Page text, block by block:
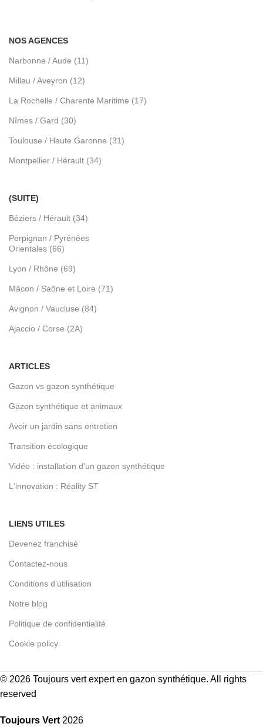
NOS AGENCES
Narbonne / Aude (11)
Millau / Aveyron (12)
La Rochelle / Charente Maritime (17)
Nîmes / Gard (30)
Toulouse / Haute Garonne (31)
Montpellier / Hérault (34)
(SUITE)
Béziers / Hérault (34)
Perpignan / Pyrénées
Orientales (66)
Lyon / Rhône (69)
Mâcon / Saône et Loire (71)
Avignon / Vaucluse (84)
Ajaccio / Corse (2A)
ARTICLES
Gazon vs gazon synthétique
Gazon synthétique et animaux
Avoir un jardin sans entretien
Transition écologique
Vidéo : installation d'un gazon synthétique
L'innovation : Réality ST
LIENS UTILES
Devenez franchisé
Contactez-nous
Conditions d’utilisation
Notre blog
Politique de confidentialité
Cookie policy
© 2026 Toujours vert expert en gazon synthétique. All rights
reserved
Toujours Vert 2026